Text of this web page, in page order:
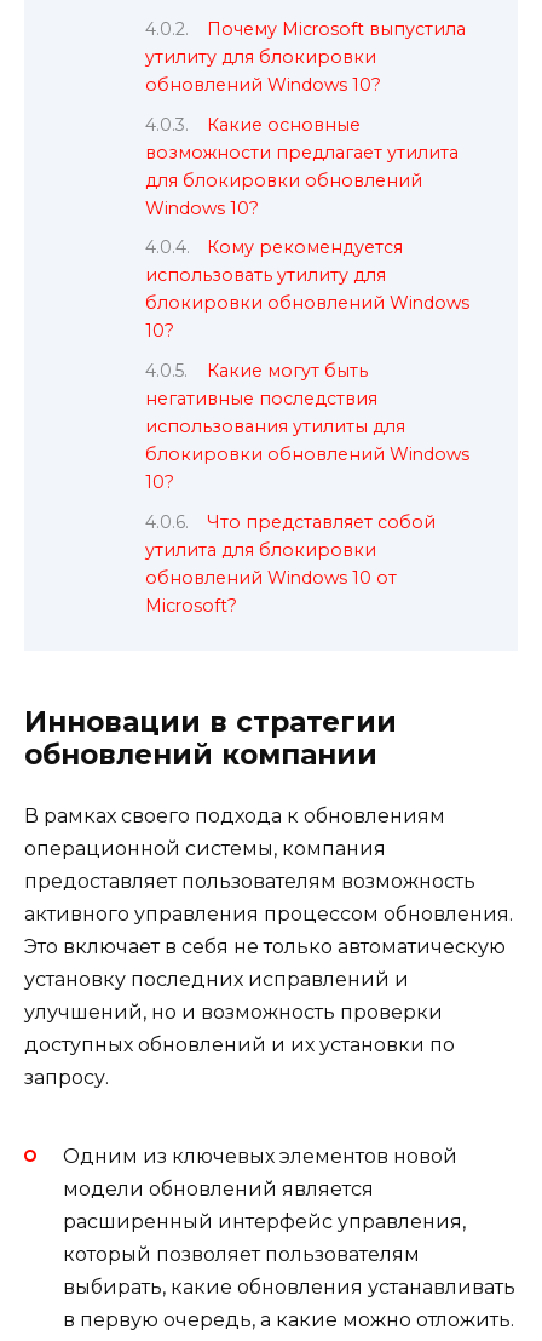
Почему Microsoft выпустила
утилиту для блокировки
обновлений Windows 10?
Какие основные
возможности предлагает утилита
для блокировки обновлений
Windows 10?
Кому рекомендуется
использовать утилиту для
блокировки обновлений Windows
10?
Какие могут быть
негативные последствия
использования утилиты для
блокировки обновлений Windows
10?
Что представляет собой
утилита для блокировки
обновлений Windows 10 от
Microsoft?
Инновации в стратегии
обновлений компании
В рамках своего подхода к обновлениям
операционной системы, компания
предоставляет пользователям возможность
активного управления процессом обновления.
Это включает в себя не только автоматическую
установку последних исправлений и
улучшений, но и возможность проверки
доступных обновлений и их установки по
запросу.
Одним из ключевых элементов новой
модели обновлений является
расширенный интерфейс управления,
который позволяет пользователям
выбирать, какие обновления устанавливать
в первую очередь, а какие можно отложить.